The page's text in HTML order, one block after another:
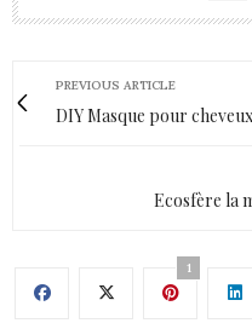
PREVIOUS ARTICLE
DIY Masque pour
Ecosfère la
1